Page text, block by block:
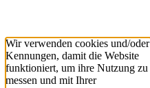
Wir verwenden cookies und/oder
Kennungen, damit die Website
funktioniert, um ihre Nutzung zu
messen und mit Ihrer